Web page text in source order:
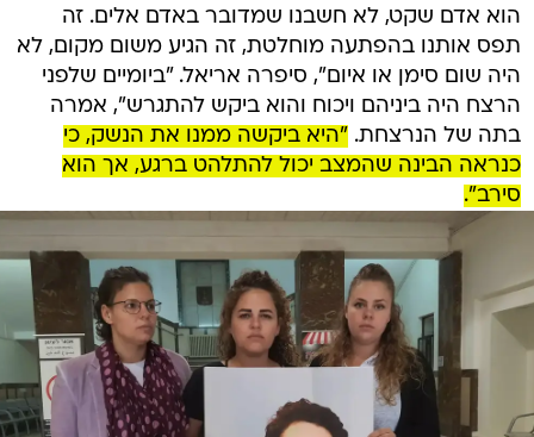
הוא אדם שקט, לא חשבנו שמדובר באדם אלים. זה
תפס אותנו בהפתעה מוחלטת, זה הגיע משום מקום, לא
היה שום סימן או איום", סיפרה אריאל. "ביומיים שלפני
הרצח היה ביניהם ויכוח והוא ביקש להתגרש", אמרה
בתה של הנרצחת. "היא ביקשה ממנו את הנשק, כי
כנראה הבינה שהמצב יכול להתלהט ברגע, אך הוא
סירב".